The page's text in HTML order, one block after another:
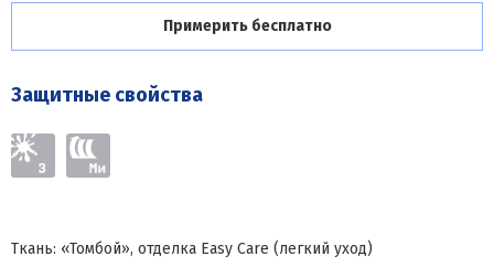
Примерить бесплатно
Защитные свойства
Ткань: «Томбой», отделка Easy Care (легкий уход)